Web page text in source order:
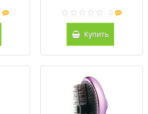
0
Купить